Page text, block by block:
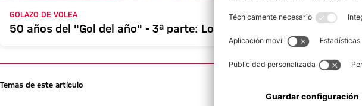
GOLAZO DE VOLEA
50 años del "Gol del año" - 3ª parte: Lothar Matthäus 1992
Temas de este artículo